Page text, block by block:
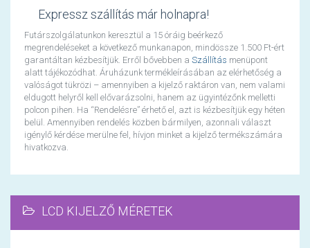
Expressz szállítás már holnapra!
Futárszolgálatunkon keresztül a 15 óráig beérkező
megrendeléseket a következő munkanapon, mindössze 1.500 Ft-ért
garantáltan kézbesítjük. Erről bővebben a Szállítás menüpont
alatt tájékozódhat. Áruházunk termékleírásában az elérhetőség a
valóságot tükrözi – amennyiben a kijelző raktáron van, nem valami
eldugott helyről kell elővarázsolni, hanem az ügyintézőnk melletti
polcon pihen. Ha “Rendelésre” érhető el, azt is kézbesítjük egy héten
belül. Amennyiben rendelés közben bármilyen, azonnali választ
igénylő kérdése merülne fel, hívjon minket a kijelző termékszámára
hivatkozva.
LCD KIJELZŐ MÉRETEK